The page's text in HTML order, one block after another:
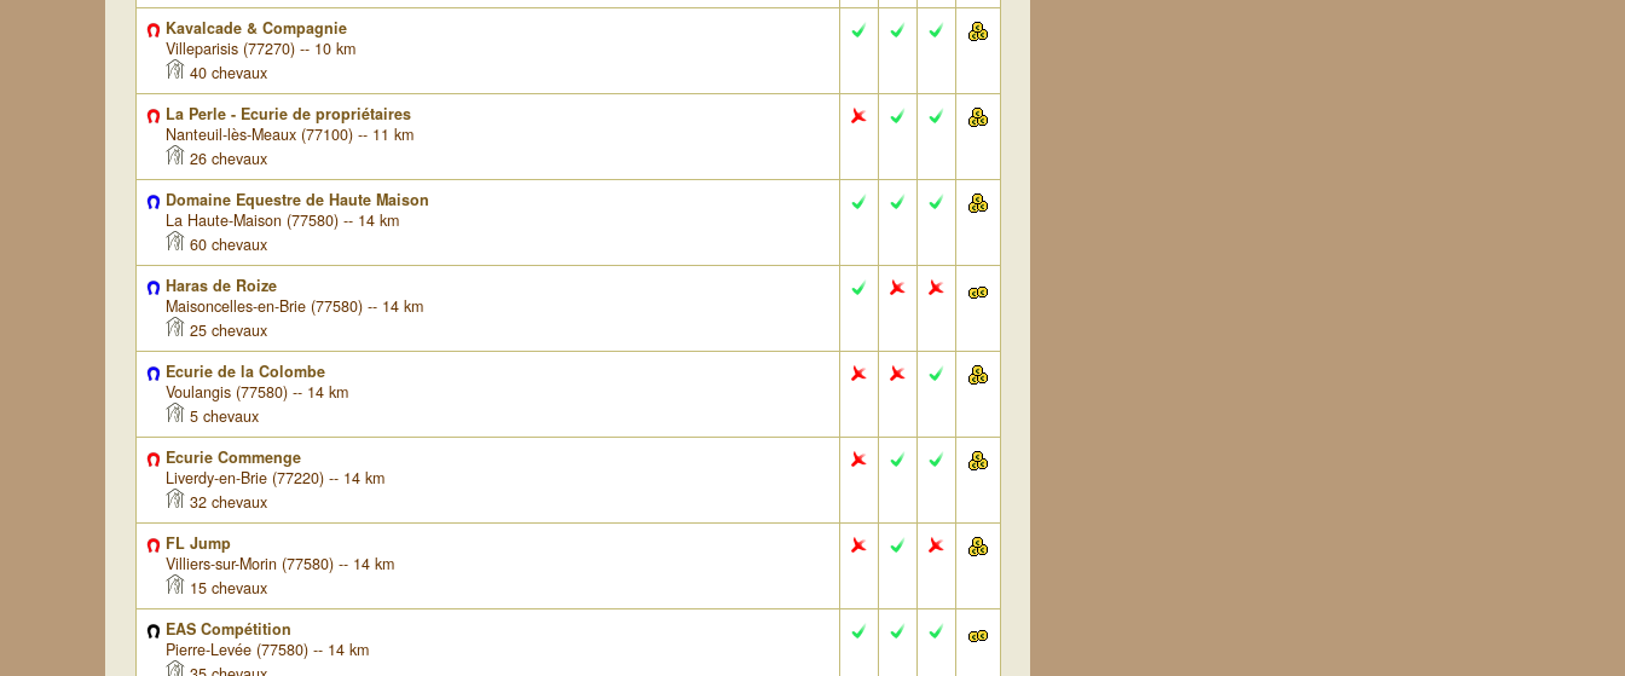
Kavalcade & Compagnie
Villeparisis (77270) -- 10 km
40 chevaux
La Perle - Ecurie de propriétaires
Nanteuil-lès-Meaux (77100) -- 11 km
26 chevaux
Domaine Equestre de Haute Maison
La Haute-Maison (77580) -- 14 km
60 chevaux
Haras de Roize
Maisoncelles-en-Brie (77580) -- 14 km
25 chevaux
Ecurie de la Colombe
Voulangis (77580) -- 14 km
5 chevaux
Ecurie Commenge
Liverdy-en-Brie (77220) -- 14 km
32 chevaux
FL Jump
Villiers-sur-Morin (77580) -- 14 km
15 chevaux
EAS Compétition
Pierre-Levée (77580) -- 14 km